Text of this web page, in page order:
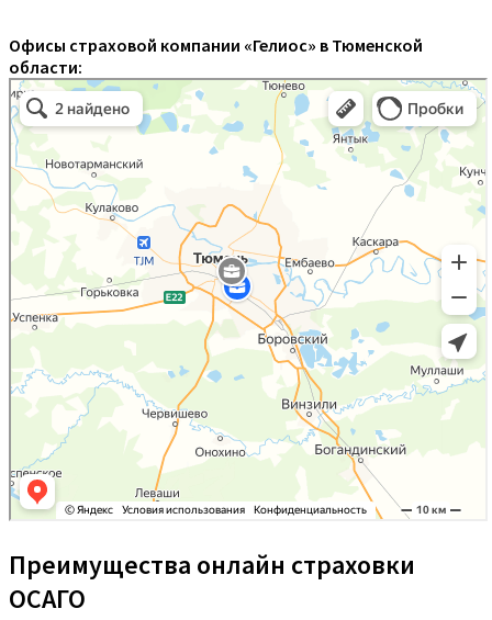
Офисы страховой компании «Гелиос» в Тюменской
области:
Преимущества онлайн страховки
ОСАГО